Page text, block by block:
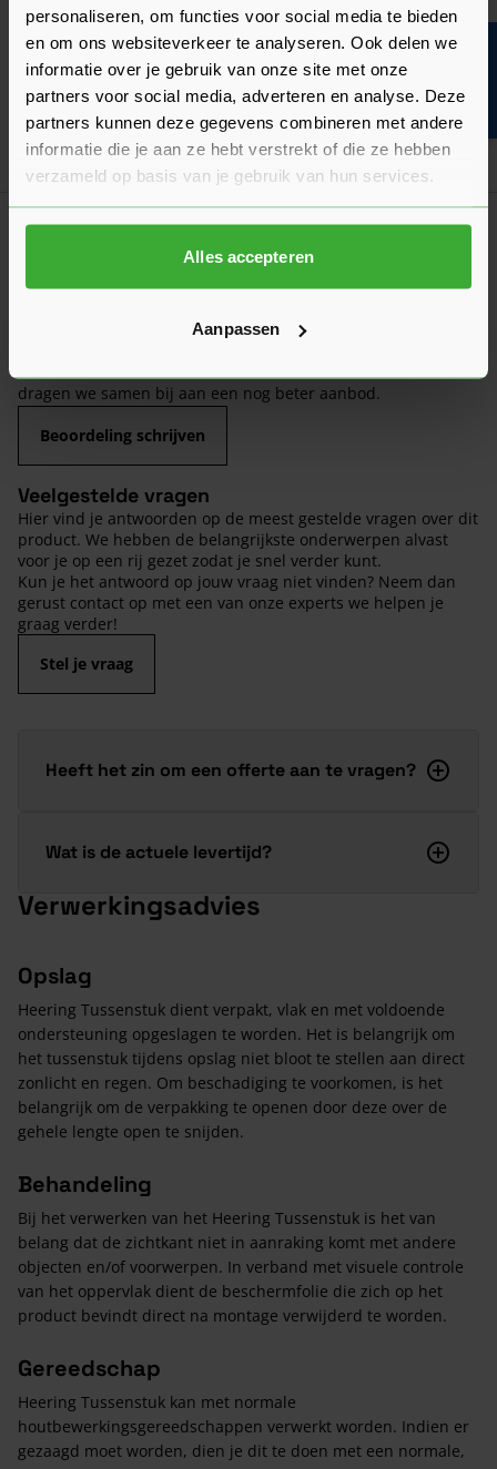
personaliseren, om functies voor social media te bieden
en om ons websiteverkeer te analyseren. Ook delen we
informatie over je gebruik van onze site met onze
partners voor social media, adverteren en analyse. Deze
partners kunnen deze gegevens combineren met andere
informatie die je aan ze hebt verstrekt of die ze hebben
verzameld op basis van je gebruik van hun services.
Alles accepteren
Aanpassen
Folie
Gebruik onze foliewijzer: kies de juiste
folie voor jouw project!
Klantrecensies
Hier lees je de ervaringen van andere klanten met dit
product. Hun feedback helpt je om een goed beeld te krijgen
van de kwaliteit en het gebruiksgemak.
Heb je zelf ervaring met dit product? Laat dan vooral een
dragen we samen bij aan een nog beter aanbod.
Beoordeling schrijven
Veelgestelde vragen
Hier vind je antwoorden op de meest gestelde vragen over dit
product. We hebben de belangrijkste onderwerpen alvast
voor je op een rij gezet zodat je snel verder kunt.
Kun je het antwoord op jouw vraag niet vinden? Neem dan
gerust contact op met een van onze experts we helpen je
graag verder!
Stel je vraag
Heeft het zin om een offerte aan te vragen?
Wat is de actuele levertijd?
Verwerkingsadvies
Opslag
Heering Tussenstuk dient verpakt, vlak en met voldoende
ondersteuning opgeslagen te worden. Het is belangrijk om
het tussenstuk tijdens opslag niet bloot te stellen aan direct
zonlicht en regen. Om beschadiging te voorkomen, is het
belangrijk om de verpakking te openen door deze over de
gehele lengte open te snijden.
Behandeling
Bij het verwerken van het Heering Tussenstuk is het van
belang dat de zichtkant niet in aanraking komt met andere
objecten en/of voorwerpen. In verband met visuele controle
van het oppervlak dient de beschermfolie die zich op het
product bevindt direct na montage verwijderd te worden.
Gereedschap
Heering Tussenstuk kan met normale
houtbewerkingsgereedschappen verwerkt worden. Indien er
gezaagd moet worden, dien je dit te doen met een normale,